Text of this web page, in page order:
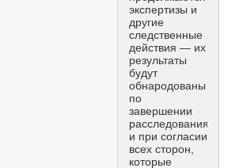
экспертизы и
другие
следственные
действия — их
результаты
будут
обнародованы
по
завершении
расследования
и при согласии
всех сторон,
которые